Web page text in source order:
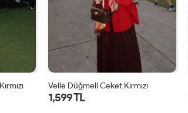
Velle Düğmeli Ceket Kırmızı
1,599 TL